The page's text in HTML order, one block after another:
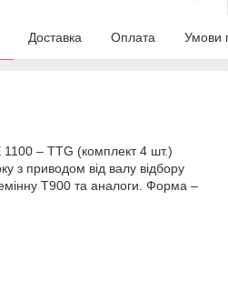
Доставка Оплата Умови
1100 – TTG (комплект 4 шт.)
з приводом від валу відбору
Т900 та аналоги. Форма –